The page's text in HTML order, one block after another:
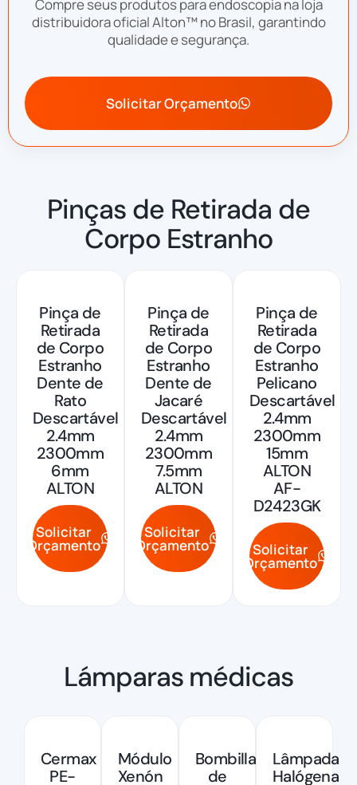
Compre seus produtos para endoscopia na loja
distribuidora oficial Alton™ no Brasil, garantindo
qualidade e segurança.
Solicitar Orçamento
Pinças de Retirada de
Corpo Estranho
Pinça de
Retirada
de Corpo
Estranho
Dente de
Rato
Descartável
2.4mm
2300mm
6mm
ALTON
Solicitar
Orçamento
Pinça de
Retirada
de Corpo
Estranho
Dente de
Jacaré
Descartável
2.4mm
2300mm
7.5mm
ALTON
Solicitar
Orçamento
Pinça de
Retirada
de Corpo
Estranho
Pelicano
Descartável
2.4mm
2300mm
15mm
ALTON
AF-
D2423GK
Solicitar
Orçamento
Lámparas médicas
Cermax
PE-
Módulo
Xenón
Bombilla
de
Lâmpada
Halógena